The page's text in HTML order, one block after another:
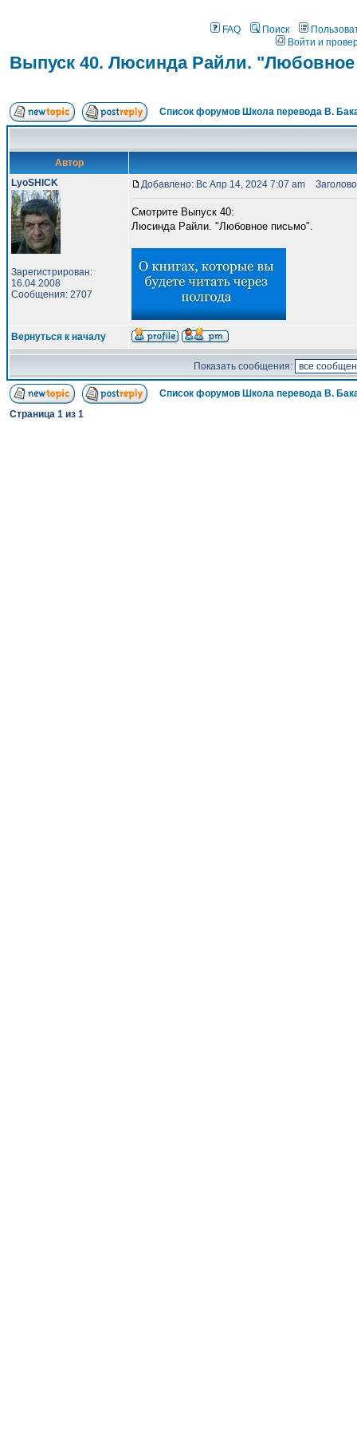
FAQ Поиск
Войти и
Выпуск 40. Люсинда Райли.
Список форумов Школа перевода В.
Автор
LyoSHICK
Зарегистрирован:
16.04.2008
Сообщения: 2707
Добавлено: Вс Апр 14, 2024 7:07 am
Смотрите Выпуск 40:
Люсинда Райли. "Любовное письмо".
Вернуться к началу
Показать сообщения:
Список форумов Школа перевода В.
Страница 1 из 1